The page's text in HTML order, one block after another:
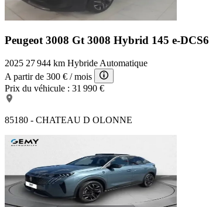
Peugeot 3008 Gt 3008 Hybrid 145 e-DCS6
2025 27 944 km Hybride Automatique
A partir de 300 € / mois
Prix du véhicule : 31 990 €
85180 - CHATEAU D OLONNE